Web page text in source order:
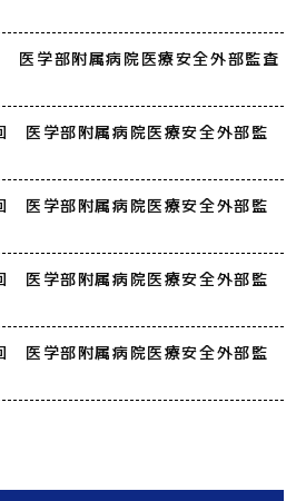
医学部附属病院医療安全外部監査
医学部附属病院医療安全外部監
医学部附属病院医療安全外部監
医学部附属病院医療安全外部監
医学部附属病院医療安全外部監